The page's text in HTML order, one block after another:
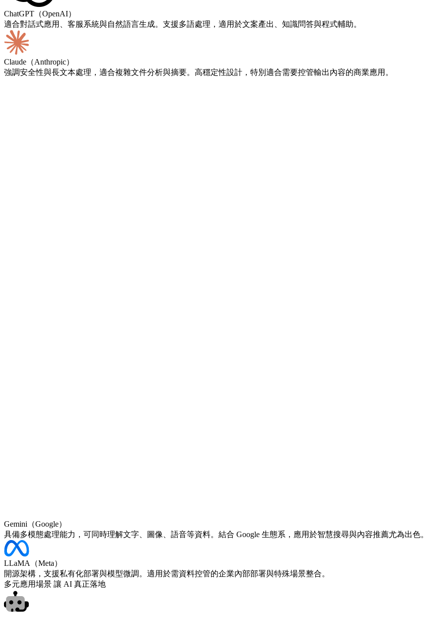
ChatGPT（OpenAI）
適合對話式應用、客服系統與自然語言生成。支援多語處理，適用於文案產出、知識問答與程式輔助。
Claude（Anthropic）
強調安全性與長文本處理，適合複雜文件分析與摘要。高穩定性設計，特別適合需要控管輸出內容的商業應用。
Gemini（Google）
具備多模態處理能力，可同時理解文字、圖像、語音等資料。結合 Google 生態系，應用於智慧搜尋與內容推薦尤為出色。
LLaMA（Meta）
開源架構，支援私有化部署與模型微調。適用於需資料控管的企業內部部署與特殊場景整合。
多元應用場景 讓 AI 真正落地